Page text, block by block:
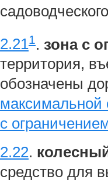
2.211. зона с
территория,
обозначены
максимальной
с
2.22.
средство для